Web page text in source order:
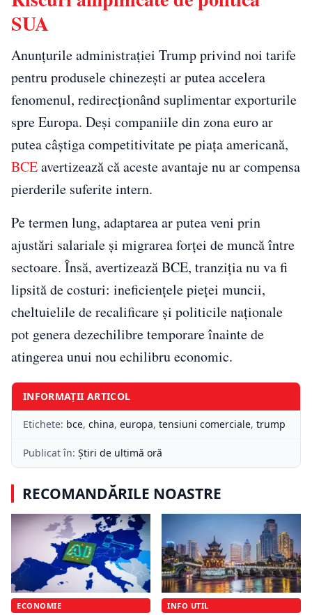
SUA
Anunțurile administrației Trump privind noi tarife
pentru produsele chinezești ar putea accelera
fenomenul, redirecționând suplimentar exporturile
spre Europa. Deși companiile din zona euro ar
putea câștiga competitivitate pe piața americană,
BCEavertizează că aceste avantaje nu ar compensa
pierderile suferite intern.
Pe termen lung, adaptarea ar putea veni prin
ajustări salariale și migrarea forței de muncă între
sectoare. Însă, avertizează BCE, tranziția nu va fi
lipsită de costuri: ineficiențele pieței muncii,
cheltuielile de recalificare și politicile naționale
pot genera dezechilibre temporare înainte de
atingerea unui nou echilibru economic.
INFORMAȚII ARTICOL
Etichete: bce, china, europa, tensiuni comerciale, trump
Publicat în: Știri de ultimă oră
RECOMANDĂRILE NOASTRE
ECONOMIE INFO UTIL